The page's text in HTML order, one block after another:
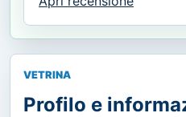
VETRINA
Profilo e